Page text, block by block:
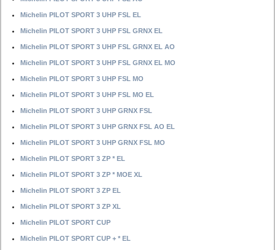
Michelin PILOT SPORT 3 UHP FSL EL
Michelin PILOT SPORT 3 UHP FSL GRNX EL
Michelin PILOT SPORT 3 UHP FSL GRNX EL AO
Michelin PILOT SPORT 3 UHP FSL GRNX EL MO
Michelin PILOT SPORT 3 UHP FSL MO
Michelin PILOT SPORT 3 UHP FSL MO EL
Michelin PILOT SPORT 3 UHP GRNX FSL
Michelin PILOT SPORT 3 UHP GRNX FSL AO EL
Michelin PILOT SPORT 3 UHP GRNX FSL MO
Michelin PILOT SPORT 3 ZP * EL
Michelin PILOT SPORT 3 ZP * MOE XL
Michelin PILOT SPORT 3 ZP EL
Michelin PILOT SPORT 3 ZP XL
Michelin PILOT SPORT CUP
Michelin PILOT SPORT CUP + * EL